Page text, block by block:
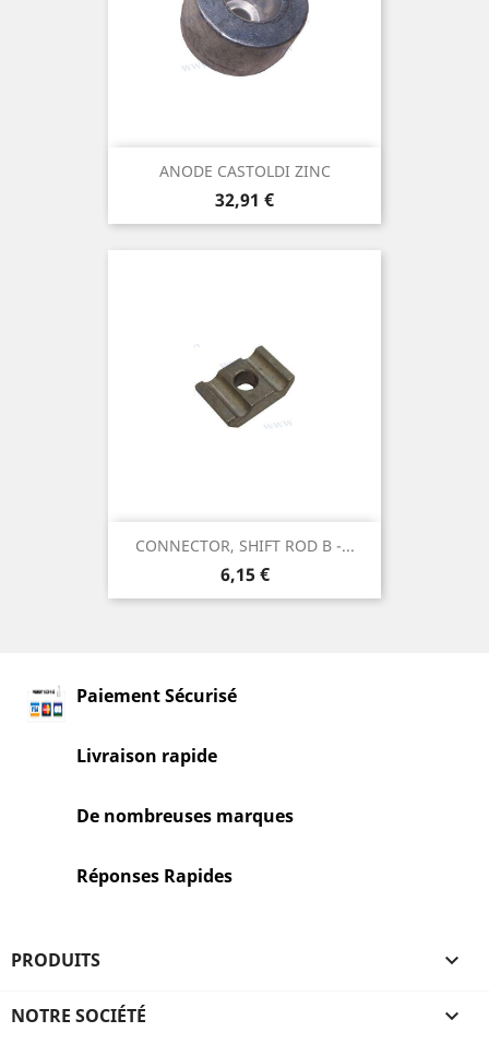
ANODE CASTOLDI ZINC
Prix
32,91 €
CONNECTOR, SHIFT ROD B -...
Prix
6,15 €
Paiement Sécurisé
Livraison rapide
De nombreuses marques
Réponses Rapides
PRODUITS 
NOTRE SOCIÉTÉ 